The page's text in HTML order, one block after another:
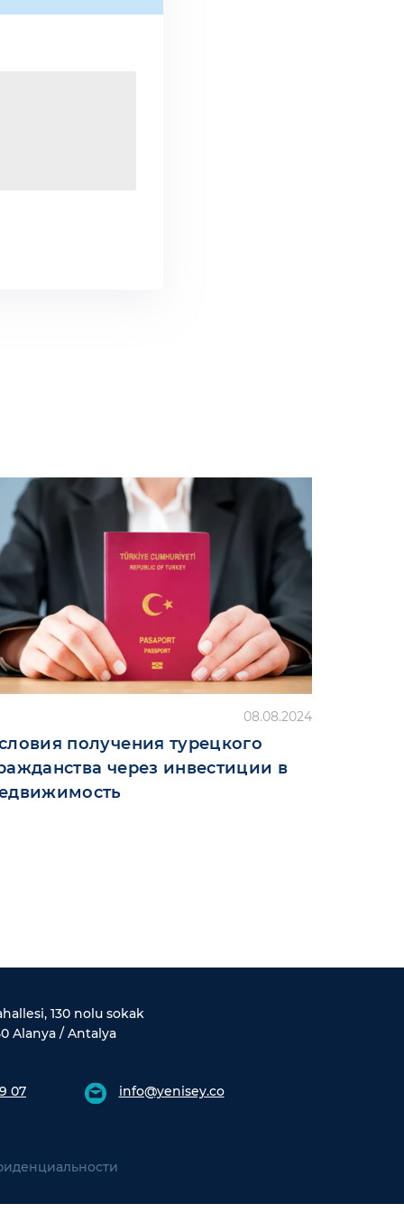
08.08.2024
получения турецкого
через инвестиции в
130 nolu sokak
Alanya / Antalya
07 info@yenisey.co